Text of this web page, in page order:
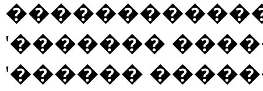
'�������
'������